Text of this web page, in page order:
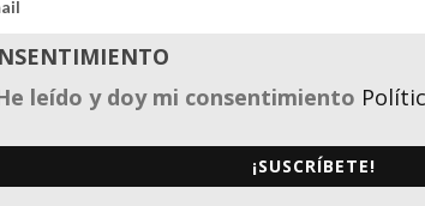
leído y doy mi consentimiento
¡SUSCRÍBETE!